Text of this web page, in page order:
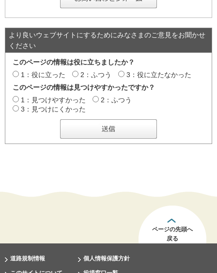
より良いウェブサイトにするためにみなさまのご意見をお聞かせ
ください
このページの情報は役に立ちましたか？
1：役に立った
2：ふつう
3：役に立たなかった
このページの情報は見つけやすかったですか？
1：見つけやすかった
2：ふつう
3：見つけにくかった
ページの先頭へ
戻る
道路規制情報 個人情報保護方針